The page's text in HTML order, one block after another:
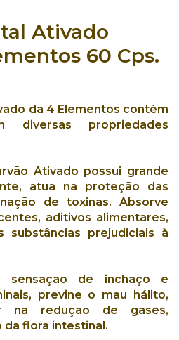
Ativado
60 Cps.
da 4 Elementos contém
diversas propriedades
Ativado possui grande
, atua na proteção das
de toxinas. Absorve
, aditivos alimentares,
substâncias prejudiciais à
sensação de inchaço e
, previne o mau hálito,
na redução de gases,
da flora intestinal.